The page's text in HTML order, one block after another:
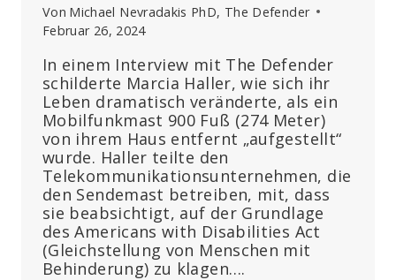
Von Michael Nevradakis PhD, The Defender
Februar 26, 2024
In einem Interview mit The Defender
schilderte Marcia Haller, wie sich ihr
Leben dramatisch veränderte, als ein
Mobilfunkmast 900 Fuß (274 Meter)
von ihrem Haus entfernt „aufgestellt“
wurde. Haller teilte den
Telekommunikationsunternehmen, die
den Sendemast betreiben, mit, dass
sie beabsichtigt, auf der Grundlage
des Americans with Disabilities Act
(Gleichstellung von Menschen mit
Behinderung) zu klagen….